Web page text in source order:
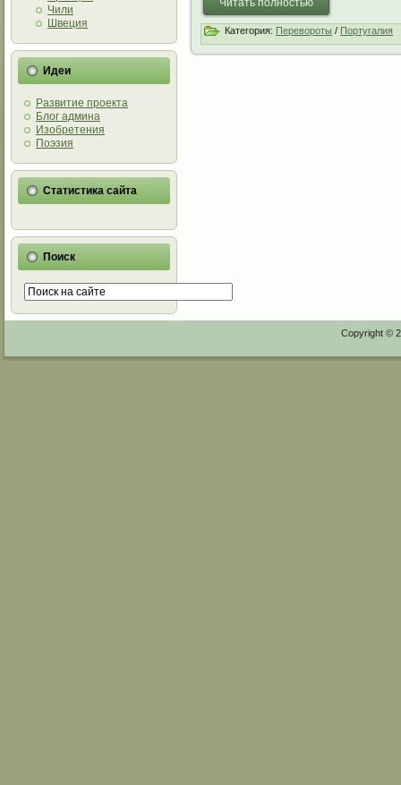
Чили
Швеция
Идеи
Развитие проекта
Блог админа
Изобретения
Поэзия
Статистика сайта
Поиск
Читать полностью
Категория: Перевороты / Португалия
Copyright ©